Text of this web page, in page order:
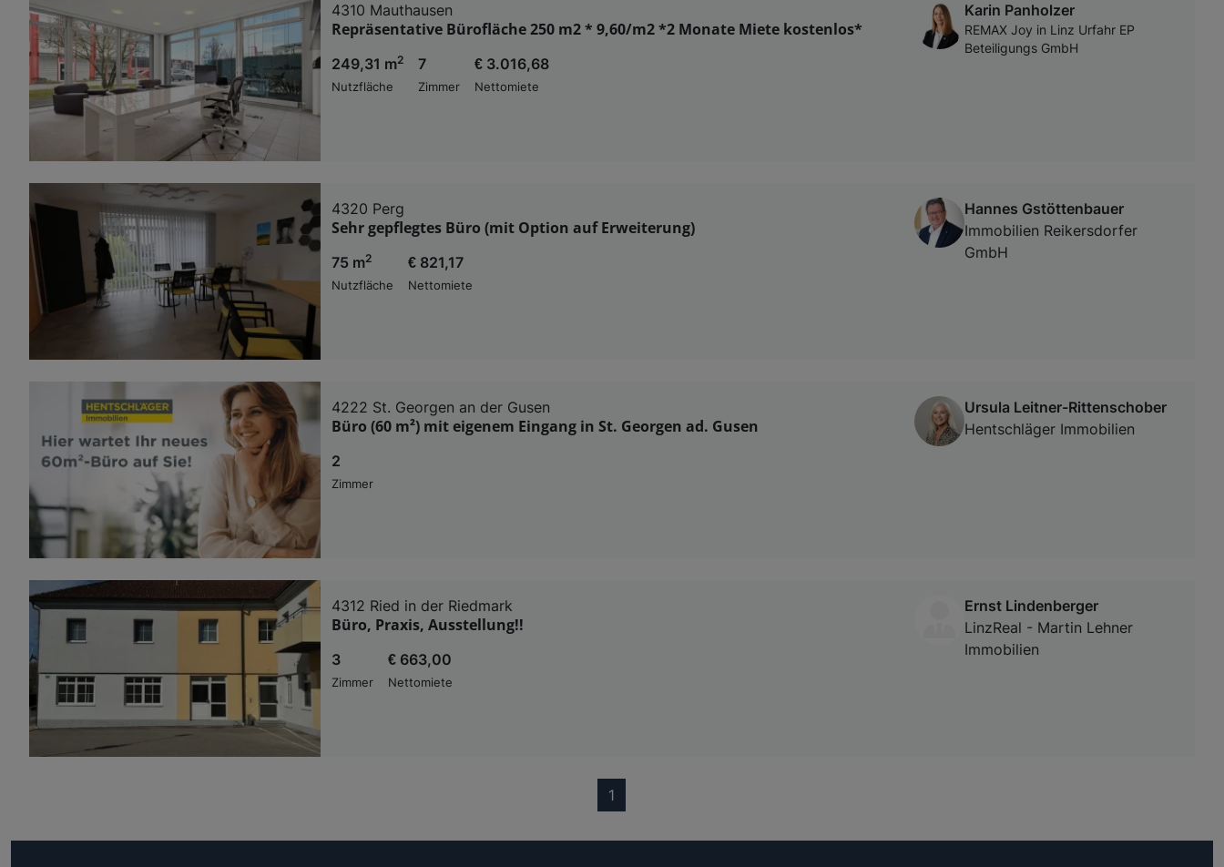
4310 Mauthausen
Repräsentative Bürofläche 250 m2 * 9,60/m2 *2 Monate Miete kostenlos*
249,31 m2
Nutzfläche
7
Zimmer
€ 3.016,68
Nettomiete
Karin Panholzer
REMAX Joy in Linz Urfahr EP
Beteiligungs GmbH
4320 Perg
Sehr gepflegtes Büro (mit Option auf Erweiterung)
75 m2
Nutzfläche
€ 821,17
Nettomiete
Hannes Gstöttenbauer
Immobilien Reikersdorfer
GmbH
4222 St. Georgen an der Gusen
Büro (60 m²) mit eigenem Eingang in St. Georgen ad. Gusen
2
Zimmer
Ursula Leitner-Rittenschober
Hentschläger Immobilien
4312 Ried in der Riedmark
Büro, Praxis, Ausstellung!!
3
Zimmer
€ 663,00
Nettomiete
Ernst Lindenberger
LinzReal - Martin Lehner
Immobilien
1